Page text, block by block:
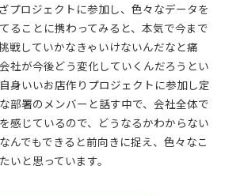
プロジェクトに参加し、色々なデータを
ることに携わってみると、本気で今まで
戦していかなきゃいけないんだなと痛
社が今後どう変化していくんだろうとい
身いいお店作りプロジェクトに参加し定
部署のメンバーと話す中で、会社全体で
感じているので、どうなるかわからない
んでもできると前向きに捉え、色々なこ
いと思っています。